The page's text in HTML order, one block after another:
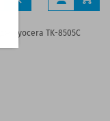
Kyocera TK-8505C